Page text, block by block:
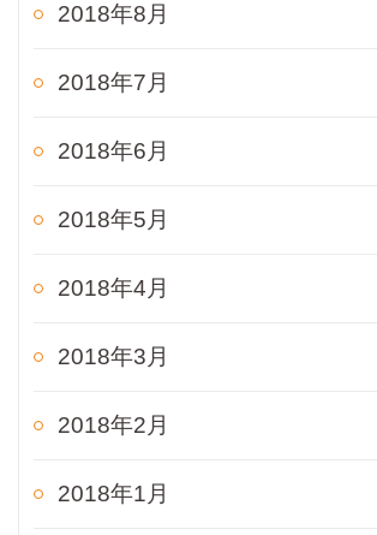
2018年8月
2018年7月
2018年6月
2018年5月
2018年4月
2018年3月
2018年2月
2018年1月